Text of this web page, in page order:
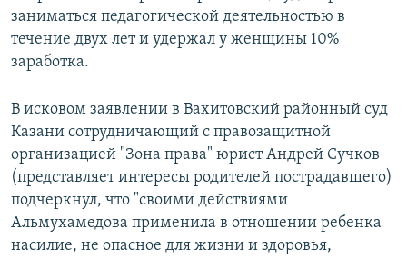
заниматься педагогической деятельностью в
течение двух лет и удержал у женщины 10%
заработка.
В исковом заявлении в Вахитовский районный суд
Казани сотрудничающий с правозащитной
организацией "Зона права" юрист Андрей Сучков
(представляет интересы родителей пострадавшего)
подчеркнул, что "своими действиями
Альмухамедова применила в отношении ребенка
насилие, не опасное для жизни и здоровья,